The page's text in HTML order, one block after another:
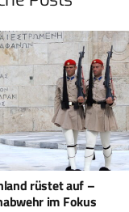
mit HELIOS-System
Küste